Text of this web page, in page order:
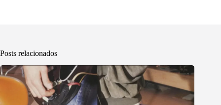
Posts relacionados